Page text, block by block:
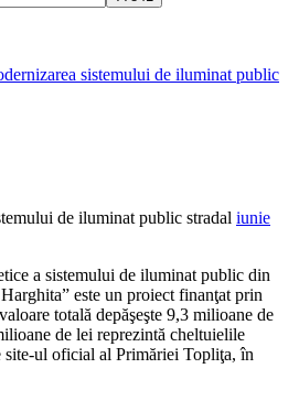
sistemului de iluminat public
de iluminat public stradal iunie
a sistemului de iluminat public din
este un proiect finanţat prin
totală depăşeşte 9,3 milioane de
de lei reprezintă cheltuielile
site-ul oficial al Primăriei Topliţa, în